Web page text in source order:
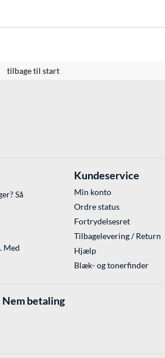
tilbage til start
Så
Med
Kundeservice
Min konto
Ordre status
Fortrydelsesret
Tilbagelevering / Return
Hjælp
Blæk- og tonerfinder
Nem betaling